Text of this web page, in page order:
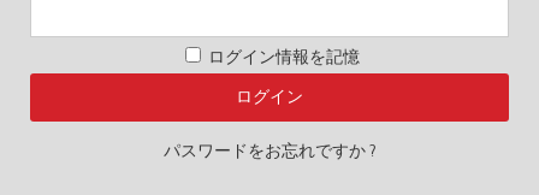
ログイン情報を記憶
パスワードをお忘れですか ?